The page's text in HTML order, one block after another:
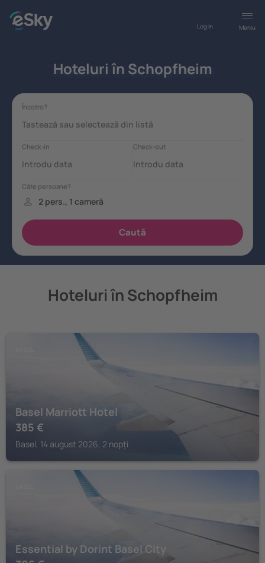
Meniu
Log in
Hoteluri în Schopfheim
Hoteluri în Schopfheim
Basel Marriott Hotel
385 €
Basel, 14 august 2026, 2 nopți
Essential by Dorint Basel City